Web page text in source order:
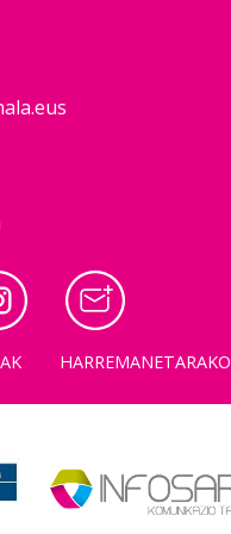
HARREMANETARAKO